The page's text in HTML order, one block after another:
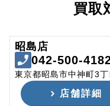
買取
昭島店
042-500-
東京都昭島市中神町3
店舗詳細